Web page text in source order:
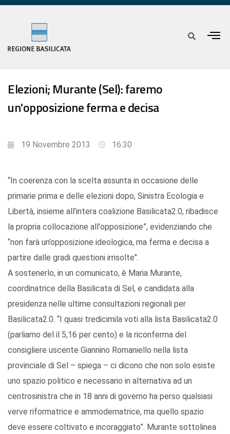
Elezioni; Murante (Sel): faremo
un'opposizione ferma e decisa
19 Novembre 2013 16:30
“In coerenza con la scelta assunta in occasione delle
primarie prima e delle elezioni dopo, Sinistra Ecologia e
Libertà, insieme all’intera coalizione Basilicata2.0, ribadisce
la propria collocazione all'opposizione”, evidenziando che
“non farà un’opposizione ideologica, ma ferma e decisa a
partire dalle gradi questioni irrisolte".
A sostenerlo, in un comunicato, è Maria Murante,
coordinatrice della Basilicata di Sel, e candidata alla
presidenza nelle ultime consultazioni regionali per
Basilicata2.0. “I quasi tredicimila voti alla lista Basilicata2.0
(parliamo del il 5,16 per cento) e la riconferma del
consigliere uscente Giannino Romaniello nella lista
provinciale di Sel – spiega – ci dicono che non solo esiste
uno spazio politico e necessario in alternativa ad un
centrosinistra che in 18 anni di governo ha perso qualsiasi
verve riformatrice e ammodernatrice, ma quello spazio
deve essere coltivato e incoraggiato”. Murante sottolinea